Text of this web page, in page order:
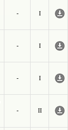
-
I
-
I
-
I
-
II